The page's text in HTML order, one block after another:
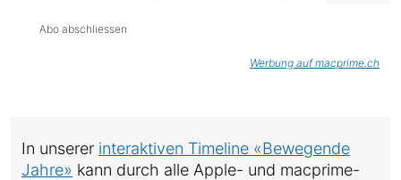
Abo abschliessen
Werbung auf macprime.ch
In unserer interaktiven Timeline «Bewegende
Jahre» kann durch alle Apple- und macprime-